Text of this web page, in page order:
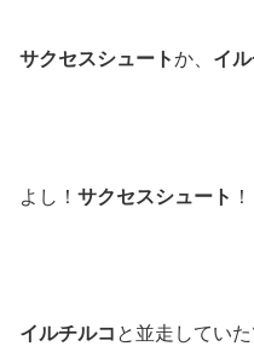
サクセスシュートか、 イ
よし！ サクセスシュート ！
イルチルコ と並走していた